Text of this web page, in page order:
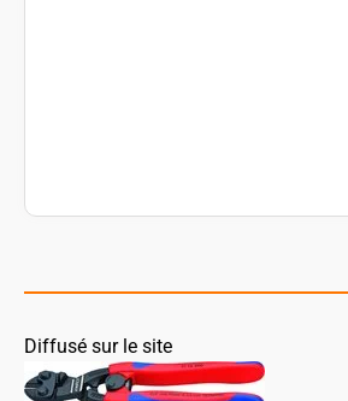
Diffusé sur le site